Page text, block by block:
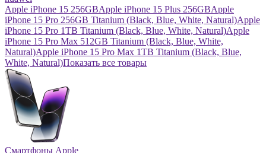
Apple iPhone 15 256GBApple iPhone 15 Plus 256GBApple
iPhone 15 Pro 256GB Titanium (Black, Blue, White, Natural)Apple
iPhone 15 Pro 1TB Titanium (Black, Blue, White, Natural)Apple
iPhone 15 Pro Max 512GB Titanium (Black, Blue, White,
Natural)Apple iPhone 15 Pro Max 1TB Titanium (Black, Blue,
White, Natural)Показать все товары
Смартфоны Apple